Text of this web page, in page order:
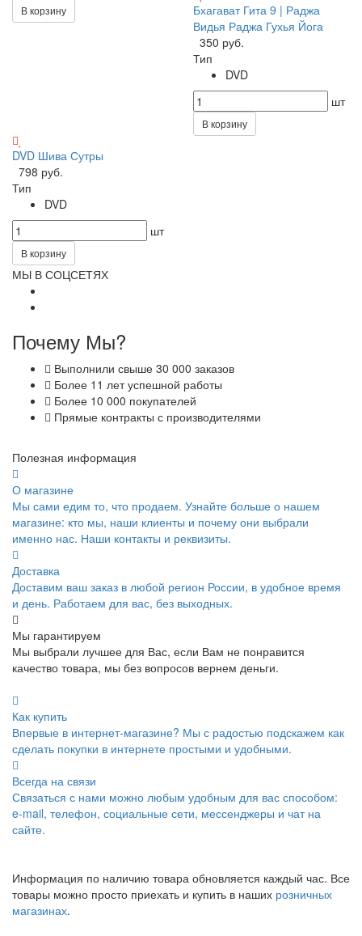
В корзину
Бхагават Гита 9 | Раджа
Видья Раджа Гухья Йога
350 руб.
Тип
DVD
шт
В корзину
DVD Шива Сутры
798 руб.
Тип
DVD
шт
В корзину
МЫ В СОЦСЕТЯХ
Почему Мы?
Выполнили свыше 30 000 заказов
Более 11 лет успешной работы
Более 10 000 покупателей
Прямые контракты с производителями
Полезная информация
О магазине
Мы сами едим то, что продаем. Узнайте больше о нашем
магазине: кто мы, наши клиенты и почему они выбрали
именно нас. Наши контакты и реквизиты.
Доставка
Доставим ваш заказ в любой регион России, в удобное время
и день. Работаем для вас, без выходных.
Мы гарантируем
Мы выбрали лучшее для Вас, если Вам не понравится
качество товара, мы без вопросов вернем деньги.
Как купить
Впервые в интернет-магазине? Мы с радостью подскажем как
сделать покупки в интернете простыми и удобными.
Всегда на связи
Связаться с нами можно любым удобным для вас способом:
e-mail, телефон, социальные сети, мессенджеры и чат на
сайте.
Информация по наличию товара обновляется каждый час. Все
товары можно просто приехать и купить в наших розничных
магазинах.